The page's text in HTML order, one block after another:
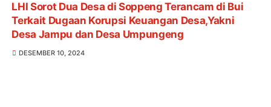
LHI Sorot Dua Desa di Soppeng Terancam di Bui
Terkait Dugaan Korupsi Keuangan Desa,Yakni
Desa Jampu dan Desa Umpungeng
DESEMBER 10, 2024